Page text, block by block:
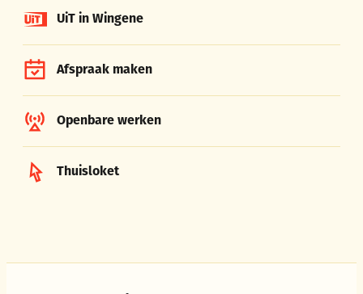
UiT in Wingene
Afspraak maken
Openbare werken
Thuisloket